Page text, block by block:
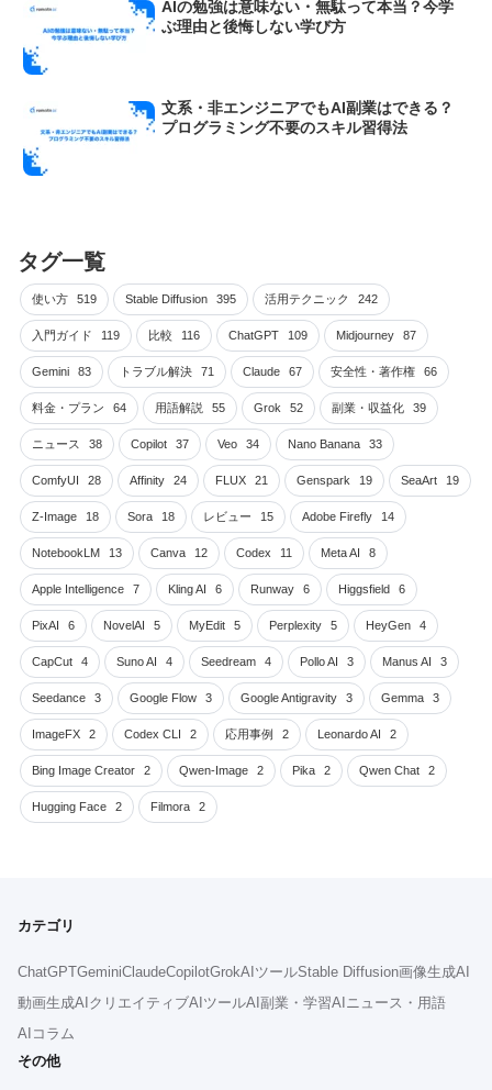
AIの勉強は意味ない・無駄って本当？今学
ぶ理由と後悔しない学び方
文系・非エンジニアでもAI副業はできる？
プログラミング不要のスキル習得法
タグ一覧
使い方 519 Stable Diffusion 395 活用テクニック 242
入門ガイド 119 比較 116 ChatGPT 109 Midjourney 87
Gemini 83 トラブル解決 71 Claude 67 安全性・著作権 66
料金・プラン 64 用語解説 55 Grok 52 副業・収益化 39
ニュース 38 Copilot 37 Veo 34 Nano Banana 33
ComfyUI 28 Affinity 24 FLUX 21 Genspark 19 SeaArt 19
Z-Image 18 Sora 18 レビュー 15 Adobe Firefly 14
NotebookLM 13 Canva 12 Codex 11 Meta AI 8
Apple Intelligence 7 Kling AI 6 Runway 6 Higgsfield 6
PixAI 6 NovelAI 5 MyEdit 5 Perplexity 5 HeyGen 4
CapCut 4 Suno AI 4 Seedream 4 Pollo AI 3 Manus AI 3
Seedance 3 Google Flow 3 Google Antigravity 3 Gemma 3
ImageFX 2 Codex CLI 2 応用事例 2 Leonardo AI 2
Bing Image Creator 2 Qwen-Image 2 Pika 2 Qwen Chat 2
Hugging Face 2 Filmora 2
カテゴリ
ChatGPTGeminiClaudeCopilotGrokAIツールStable Diffusion画像生成AI
動画生成AI クリエイティブAIツールAI副業・学習AIニュース・用語
AIコラム
その他